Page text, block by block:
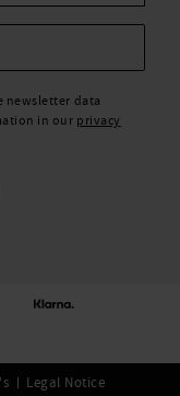
newsletter data
in our privacy
Legal Notice